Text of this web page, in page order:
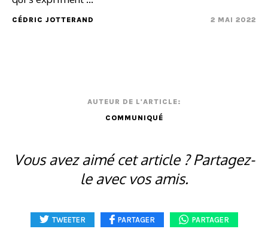
CÉDRIC JOTTERAND 2 MAI 2022
AUTEUR DE L'ARTICLE:
COMMUNIQUÉ
Vous avez aimé cet article ? Partagez-
le avec vos amis.
TWEETER PARTAGER PARTAGER